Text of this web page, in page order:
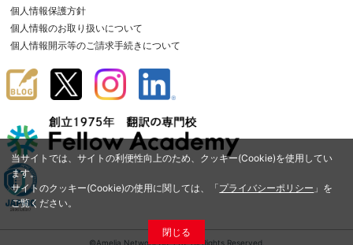
当サイトでは、サイトの利便性向上のため、クッキー(Cookie)を使用してい
ます。
サイトのクッキー(Cookie)の使用に関しては、「プライバシーポリシー 」を
ご覧ください。
閉じる
個人情報保護方針
個人情報のお取り扱いについて
個人情報開示等のご請求手続きについて
©Amelia Network Co.,Ltd. All Rights Reserved.